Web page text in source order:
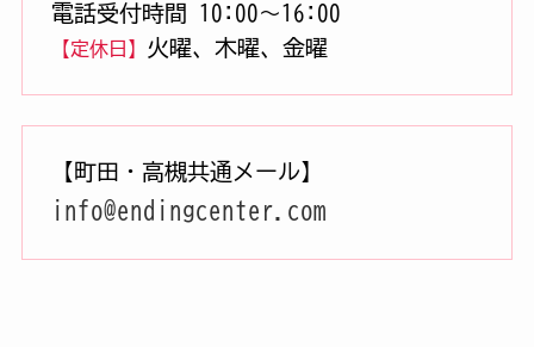
電話受付時間 10:00〜16:00
【定休日】 火曜、木曜、金曜
【町田・高槻共通メール】
info@endingcenter.com